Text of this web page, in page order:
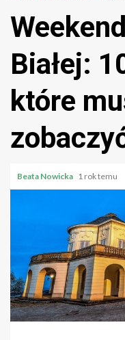
Białej:
które
Beata Nowicka 1 rok temu